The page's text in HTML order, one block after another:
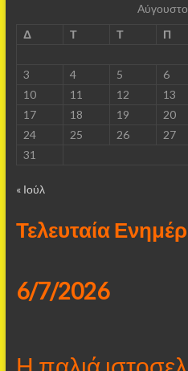
Δ
Τ Τ Π
3
4 5 6
10
11 12 13
17
18 19 20
24
25 26 27
31
« Ιούλ
Τελευταία
6/7/2026
Η παλιά